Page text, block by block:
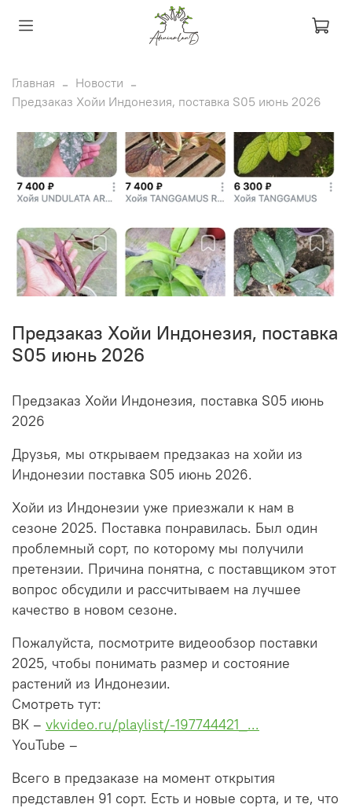
Главная
Новости
Предзаказ Хойи Индонезия, поставка S05 июнь 2026
Предзаказ Хойи Индонезия, поставка
S05 июнь 2026
Предзаказ Хойи Индонезия, поставка S05 июнь
2026
Друзья, мы открываем предзаказ на хойи из
Индонезии поставка S05 июнь 2026.
Хойи из Индонезии уже приезжали к нам в
сезоне 2025. Поставка понравилась. Был один
проблемный сорт, по которому мы получили
претензии. Причина понятна, с поставщиком этот
вопрос обсудили и рассчитываем на лучшее
качество в новом сезоне.
Пожалуйста, посмотрите видеообзор поставки
2025, чтобы понимать размер и состояние
растений из Индонезии.
Смотреть тут:
ВК – vkvideo.ru/playlist/-197744421_...
YouTube –
Всего в предзаказе на момент открытия
представлен 91 сорт. Есть и новые сорта, и те, что